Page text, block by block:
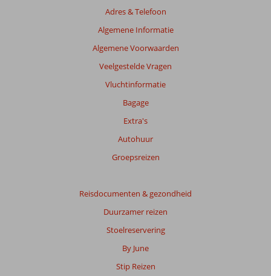
Adres & Telefoon
Algemene Informatie
Algemene Voorwaarden
Veelgestelde Vragen
Vluchtinformatie
Bagage
Extra's
Autohuur
Groepsreizen
Reisdocumenten & gezondheid
Duurzamer reizen
Stoelreservering
By June
Stip Reizen